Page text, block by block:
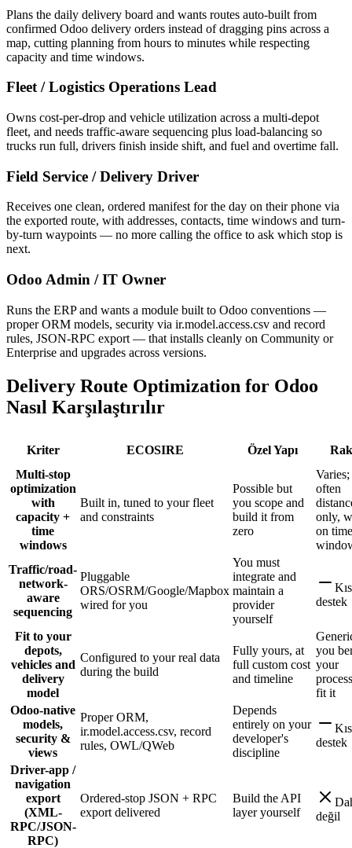
Plans the daily delivery board and wants routes auto-built from
confirmed Odoo delivery orders instead of dragging pins across a
map, cutting planning from hours to minutes while respecting
capacity and time windows.
Fleet / Logistics Operations Lead
Owns cost-per-drop and vehicle utilization across a multi-depot
fleet, and needs traffic-aware sequencing plus load-balancing so
trucks run full, drivers finish inside shift, and fuel and overtime fall.
Field Service / Delivery Driver
Receives one clean, ordered manifest for the day on their phone via
the exported route, with addresses, contacts, time windows and turn-
by-turn waypoints — no more calling the office to ask which stop is
next.
Odoo Admin / IT Owner
Runs the ERP and wants a module built to Odoo conventions —
proper ORM models, security via ir.model.access.csv and record
rules, JSON-RPC export — that installs cleanly on Community or
Enterprise and upgrades across versions.
Delivery Route Optimization for Odoo
Nasıl Karşılaştırılır
Kriter ECOSIRE Özel Yapı
Multi-stop
optimization
with
capacity +
time
windows
Built in, tuned to your fleet
and constraints
Possible but
you scope and
build it from
zero
Varies;
often
only,
on time
Traffic/road-
network-
aware
sequencing
Pluggable
ORS/OSRM/Google/Mapbox
wired for you
You must
integrate and
maintain a
provider
yourself
destek
Fit to your
depots,
vehicles and
delivery
model
Configured to your real data
during the build
Fully yours, at
full custom cost
and timeline
you
your
fit it
Odoo-native
models,
security &
views
Proper ORM,
ir.model.access.csv, record
rules, OWL/QWeb
Depends
entirely on your
developer's
discipline
destek
Driver-app /
navigation
export
(XML-
RPC/JSON-
RPC)
Ordered-stop JSON + RPC
export delivered
Build the API
layer yourself
değil